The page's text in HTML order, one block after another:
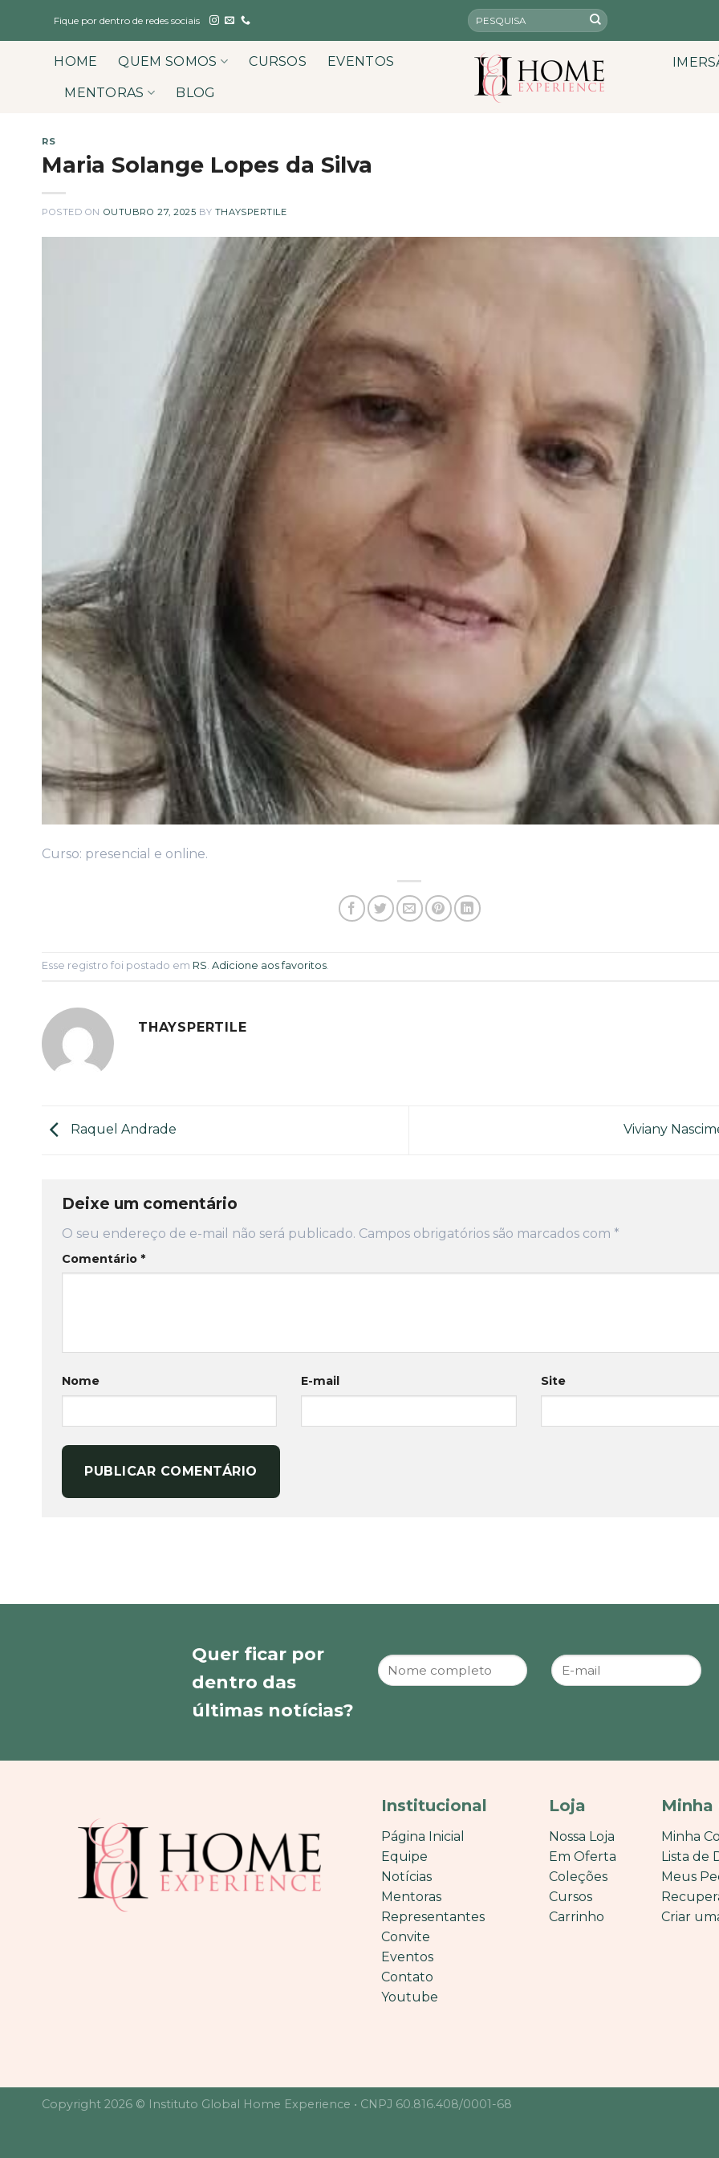
Fique por dentro de redes sociais
HOME QUEM SOMOS CURSOS EVENTOS
MENTORAS BLOG
RS
Maria Solange Lopes da Silva
POSTED ON OUTUBRO 27, 2025 BY THAYSPERTILE
Curso: presencial e online.
Esse registro foi postado em RS Adicione aos favoritos
THAYSPERTILE
Raquel Andrade Viviany
Deixe um comentário
O seu endereço de e-mail não será publicado. Campos obrigatórios são marcados com *
Comentário *
Nome E-mail Site
Quer ficar por
dentro das
últimas notícias?
Institucional
Página Inicial
Equipe
Notícias
Mentoras
Representantes
Convite
Eventos
Contato
Youtube
Loja
Nossa Loja
Em Oferta
Coleções
Cursos
Carrinho
Minha
Minha
Lista de
Meus
Criar
Copyright 2026 © Instituto Global Home Experience • CNPJ 60.816.408/0001-68